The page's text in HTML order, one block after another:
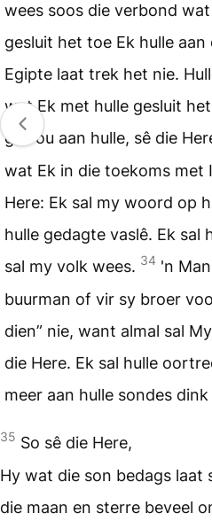
wees soos die verbond
gesluit het toe Ek hulle
Egipte laat trek het nie.
wat Ek met hulle gesluit
getrou aan hulle, sê die
wat Ek in die toekoms met
Here: Ek sal my woord op
hulle gedagte vaslê. Ek sal
sal my volk wees. 34 'n
buurman of vir sy broer
dien” nie, want almal sal
die Here. Ek sal hulle
meer aan hulle sondes dink
35 So sê die Here,
Hy wat die son bedags laat
die maan en sterre beveel